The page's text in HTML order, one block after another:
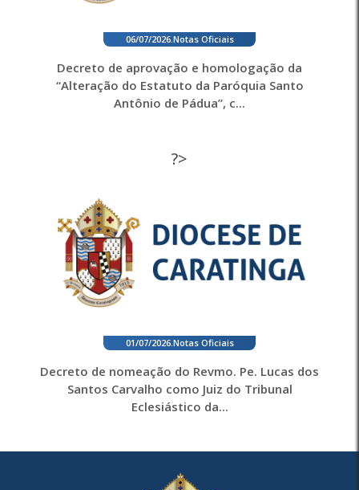
06/07/2026. Notas Oficiais
Decreto de aprovação e homologação da
“Alteração do Estatuto da Paróquia Santo
Antônio de Pádua”, c...
?>
01/07/2026. Notas Oficiais
Decreto de nomeação do Revmo. Pe. Lucas dos
Santos Carvalho como Juiz do Tribunal
Eclesiástico da...